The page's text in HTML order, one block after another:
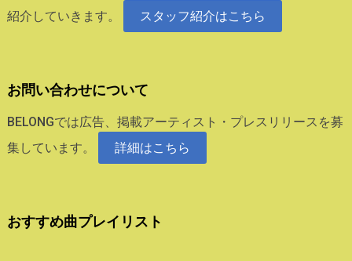
紹介していきます。
スタッフ紹介はこちら
お問い合わせについて
BELONGでは広告、掲載アーティスト・プレスリリースを募
集しています。
詳細はこちら
おすすめ曲プレイリスト